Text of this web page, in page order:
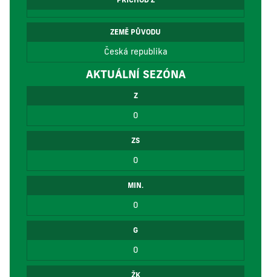
ZEMĚ PŮVODU
Česká republika
AKTUÁLNÍ SEZÓNA
Z
0
ZS
0
MIN.
0
G
0
ŽK